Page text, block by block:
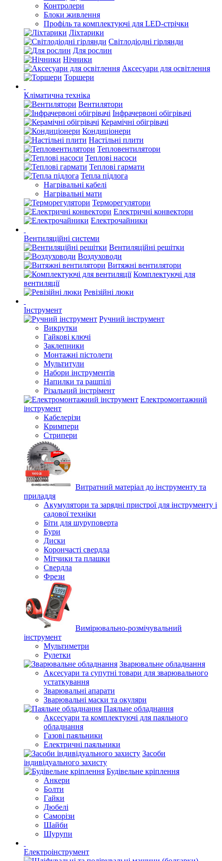
Контролери
Блоки живлення
Профіль та комплектуючі для LED-стрічки
Ліхтарики
Світлодіодні гірлянди
Для рослин
Нічники
Аксесуари для освітлення
Торшери
Кліматична техніка
Вентилятори
Інфрачервоні обігрівачі
Керамічні обігрівачі
Кондиціонери
Настільні плити
Тепловентилятори
Теплові насоси
Теплові гармати
Тепла підлога
Нагрівальні кабелі
Нагрівальні мати
Терморегулятори
Електричні конвектори
Електрочайники
Вентиляційні системи
Вентиляційні решітки
Воздуховоди
Витяжні вентилятори
Комплектуючі для
вентиляції
Ревізійні люки
Інструмент
Ручний інструмент
Викрутки
Гайкові ключі
Заклепники
Монтажні пістолети
Мультитули
Набори інструментів
Напилки та рашпілі
Різальний інстрімент
Електромонтажний
інструмент
Кабелерізи
Кримпери
Стрипери
Витратний матеріал до інструменту та
приладдя
Акумулятори та зарядні пристрої для інструменту і
садової техніки
Біти для шуруповерта
Бури
Диски
Корончасті свердла
Мітчики та плашки
Свердла
Фрези
Вимірювально-розмічувальний
інструмент
Мультиметри
Рулетки
Зварювальне обладнання
Аксесуари та супутні товари для зварювального
устаткування
Зварювальні апарати
Зварювальні маски та окуляри
Паяльне обладнання
Аксесуари та комплектуючі для паяльного
обладнання
Газові паяльники
Електричні паяльники
Засоби
індивідуального захисту
Будівельне кріплення
Анкери
Болти
Гайки
Дюбелі
Саморізи
Шайби
Шурупи
Електроінструмент